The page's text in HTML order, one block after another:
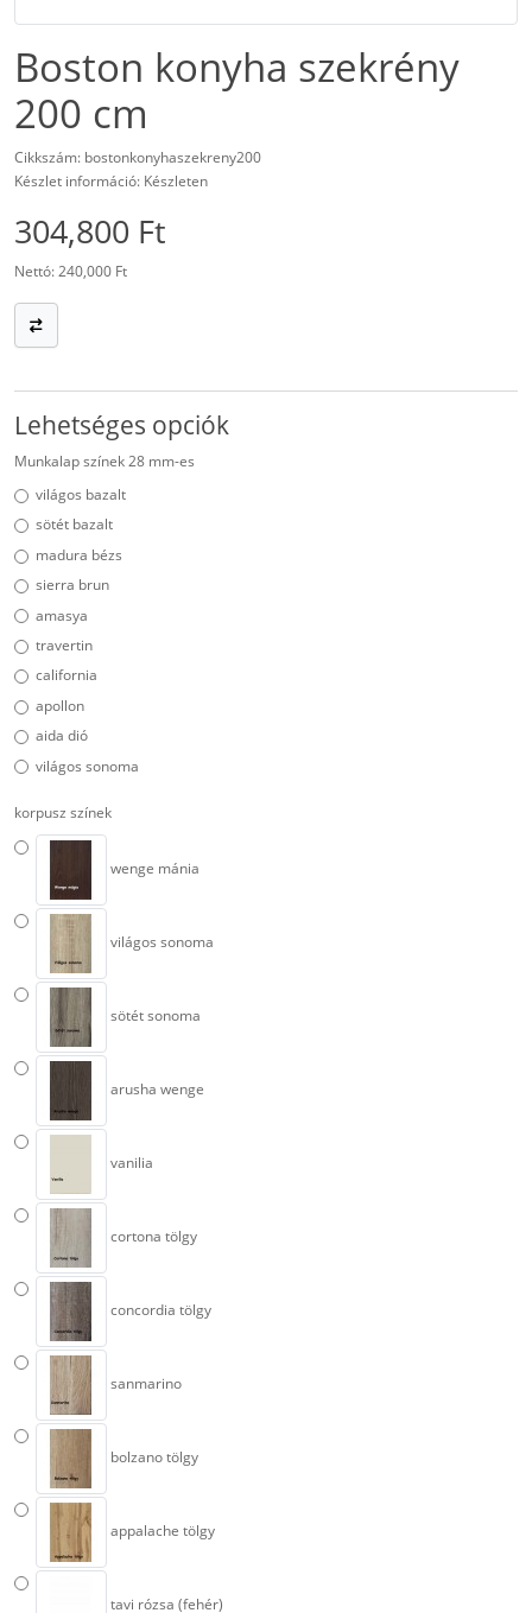
Boston konyha szekrény
200 cm
Cikkszám: bostonkonyhaszekreny200
Készlet információ: Készleten
304,800 Ft
Nettó: 240,000 Ft
Lehetséges opciók
Munkalap színek 28 mm-es
világos bazalt
sötét bazalt
madura bézs
sierra brun
amasya
travertin
california
apollon
aida dió
világos sonoma
korpusz színek
wenge mánia
világos sonoma
sötét sonoma
arusha wenge
vanilia
cortona tölgy
concordia tölgy
sanmarino
bolzano tölgy
appalache tölgy
tavi rózsa (fehér)